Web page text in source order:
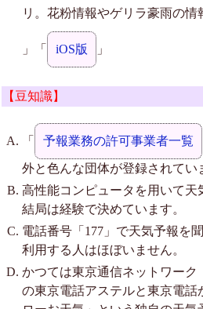
リ。花粉情報やゲリラ豪雨の情
」「 iOS版 」
【豆知識】
「 予報業務の許可事業者一覧
外と色んな団体が登録されてい
高性能コンピュータを用いて天
結局は経験で決めています。
電話番号「177」で天気予報を
利用する人はほぼいません。
かつては東京通信ネットワーク
の東京電話アステルと東京電話